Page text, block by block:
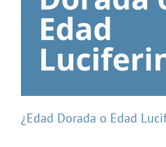
¿Edad Dorada o Edad